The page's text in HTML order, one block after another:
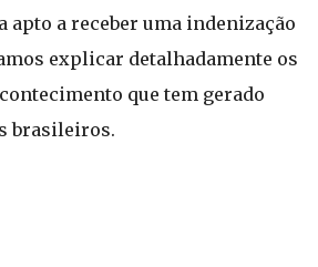
apto a receber uma indenização
explicar detalhadamente os
que tem gerado
brasileiros.